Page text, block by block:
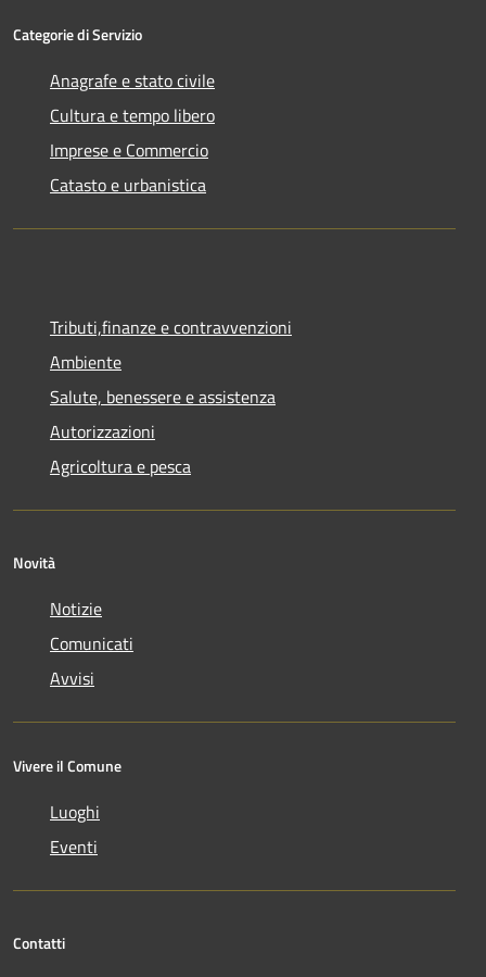
Categorie di Servizio
Anagrafe e stato civile
Cultura e tempo libero
Imprese e Commercio
Catasto e urbanistica
Tributi,finanze e contravvenzioni
Ambiente
Salute, benessere e assistenza
Autorizzazioni
Agricoltura e pesca
Novità
Notizie
Comunicati
Avvisi
Vivere il Comune
Luoghi
Eventi
Contatti